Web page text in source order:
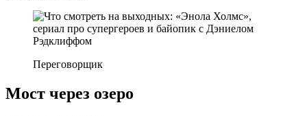
Переговорщик
Мост через озеро